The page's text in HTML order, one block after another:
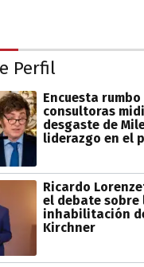
Perfil
Encuesta
consultoras
desgaste de
liderazgo en el
Ricardo
el debate sobre
inhabilitación
Kirchner